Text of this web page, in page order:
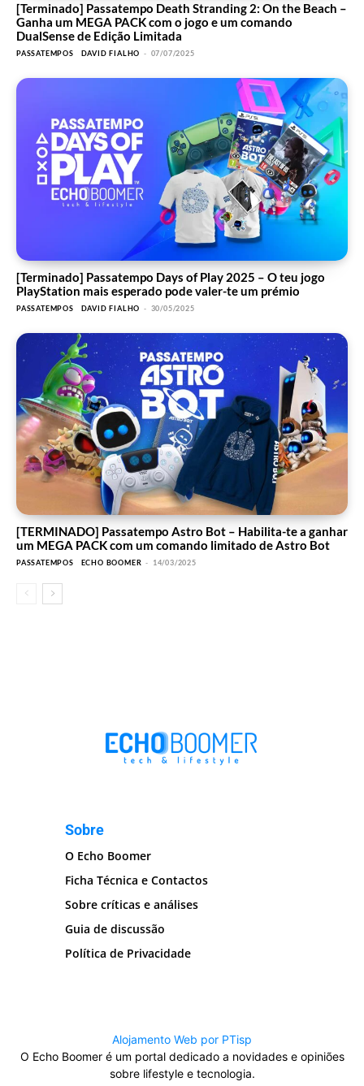
[Terminado] Passatempo Death Stranding 2: On the Beach –
Ganha um MEGA PACK com o jogo e um comando
DualSense de Edição Limitada
PASSATEMPOS DAVID FIALHO - 07/07/2025
[Terminado] Passatempo Days of Play 2025 – O teu jogo
PlayStation mais esperado pode valer-te um prémio
PASSATEMPOS DAVID FIALHO - 30/05/2025
[TERMINADO] Passatempo Astro Bot – Habilita-te a ganhar
um MEGA PACK com um comando limitado de Astro Bot
PASSATEMPOS ECHO BOOMER - 14/03/2025
Sobre
O Echo Boomer
Ficha Técnica e Contactos
Sobre críticas e análises
Guia de discussão
Política de Privacidade
Alojamento Web por PTisp
O Echo Boomer é um portal dedicado a novidades e opiniões
sobre lifestyle e tecnologia.